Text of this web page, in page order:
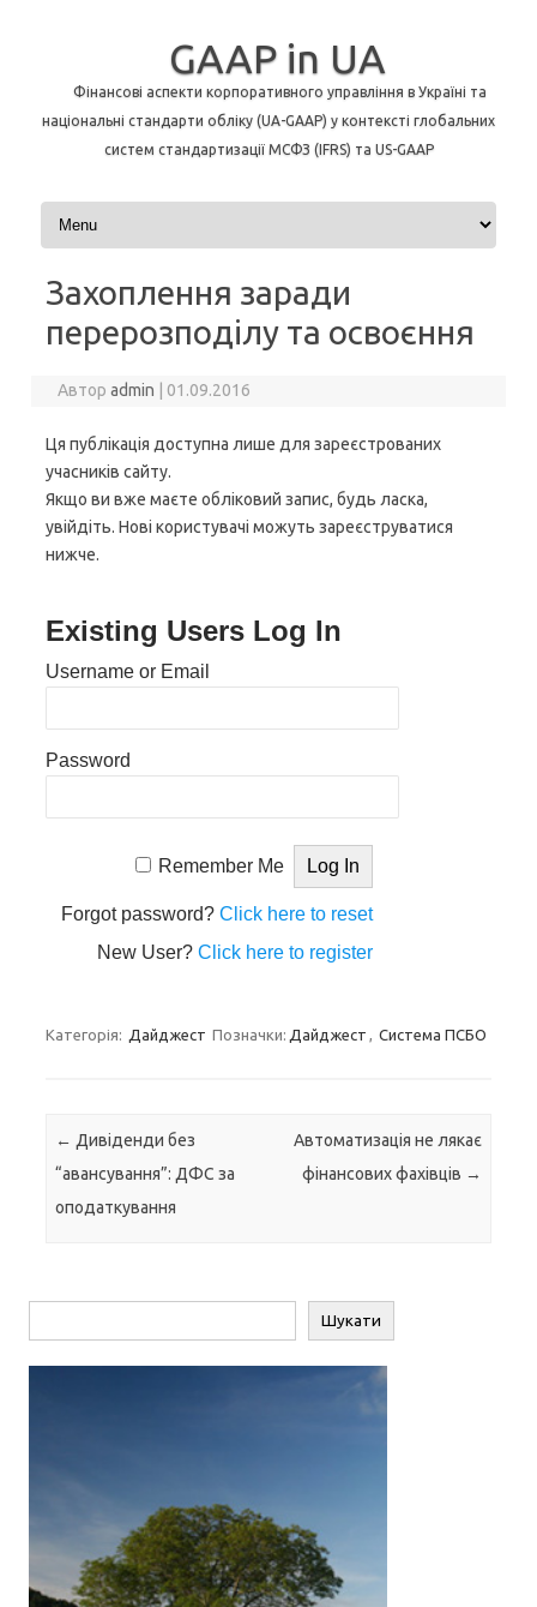
GAAP in UA
Фінансові аспекти корпоративного управління в Україні та
національні стандарти обліку (UA-GAAP) у контексті глобальних
систем стандартизації МСФЗ (IFRS) та US-GAAP
Перейти до контенту
Захоплення заради
перерозподілу та освоєння
Авторadmin 01.09.2016
Ця публікація доступна лише для зареєстрованих
учасників сайту.
Якщо ви вже маєте обліковий запис, будь ласка,
увійдіть. Нові користувачі можуть зареєструватися
нижче.
Existing Users Log In
Username or Email
Password
Remember Me
Forgot password?Click here to reset
New User?Click here to register
Категорія: Дайджест Позначки: Дайджест , Система ПСБО
Навігація по запису
← Дивіденди без
“авансування”: ДФС за
оподаткування
Автоматизація не лякає
фінансових фахівців →
Шукати